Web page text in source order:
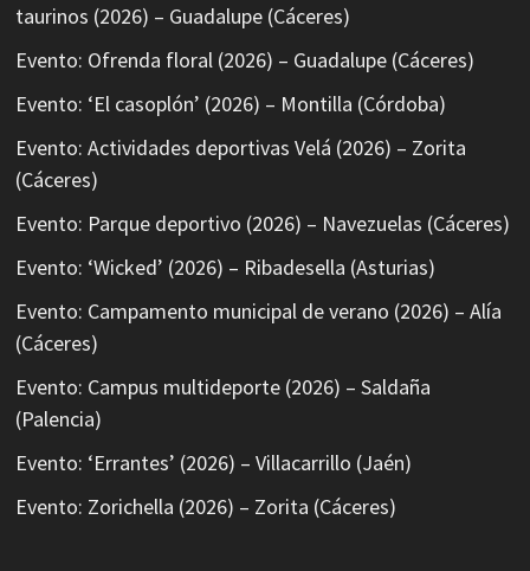
taurinos (2026) – Guadalupe (Cáceres)
Evento: Ofrenda floral (2026) – Guadalupe (Cáceres)
Evento: ‘El casoplón’ (2026) – Montilla (Córdoba)
Evento: Actividades deportivas Velá (2026) – Zorita
(Cáceres)
Evento: Parque deportivo (2026) – Navezuelas (Cáceres)
Evento: ‘Wicked’ (2026) – Ribadesella (Asturias)
Evento: Campamento municipal de verano (2026) – Alía
(Cáceres)
Evento: Campus multideporte (2026) – Saldaña
(Palencia)
Evento: ‘Errantes’ (2026) – Villacarrillo (Jaén)
Evento: Zorichella (2026) – Zorita (Cáceres)